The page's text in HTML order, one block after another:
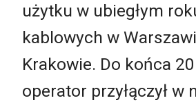
użytku w ubiegłym
kablowych w
Krakowie. Do końca
operator przyłączył w